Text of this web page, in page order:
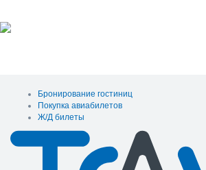
Бронирование гостиниц
Покупка авиабилетов
Ж/Д билеты